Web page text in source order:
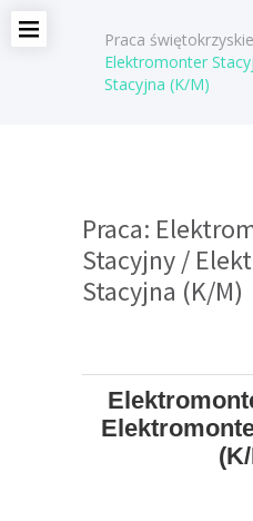
Praca świętokrzyskie
Elektromonter
Stacyjna (K/M)
Praca:
Stacyjny /
Stacyjna (K/M)